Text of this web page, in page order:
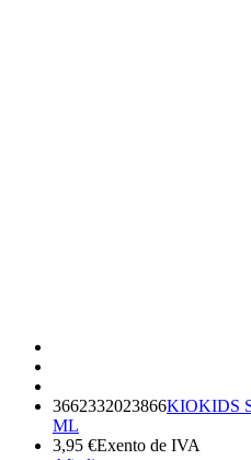
3662332023866KIOKIDS
ML
3,95 €Exento de IVA